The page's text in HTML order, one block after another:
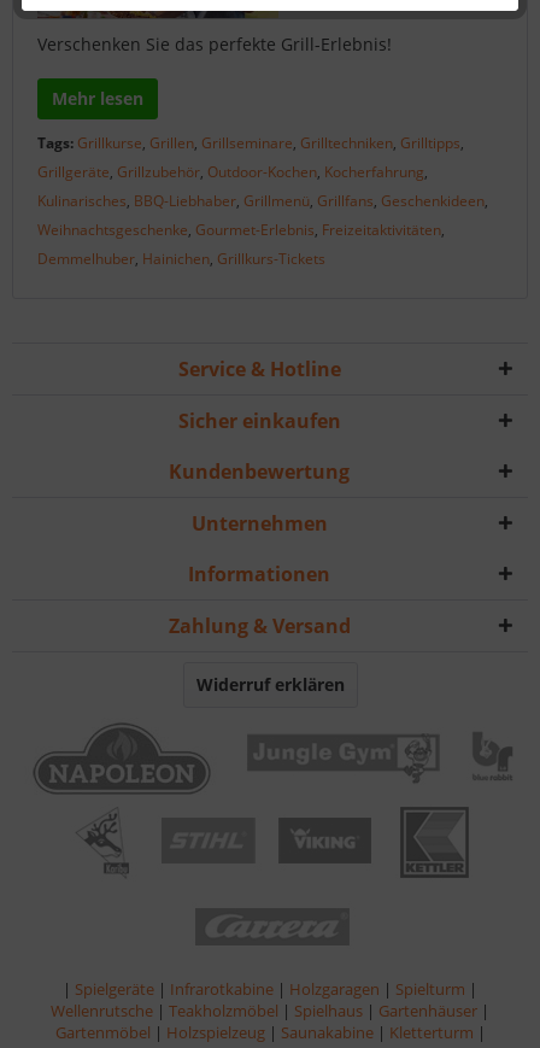
Verschenken Sie das perfekte Grill-Erlebnis!
Mehr lesen
Tags: Grillkurse, Grillen, Grillseminare, Grilltechniken, Grilltipps,
Grillgeräte, Grillzubehör, Outdoor-Kochen, Kocherfahrung,
Kulinarisches, BBQ-Liebhaber, Grillmenü, Grillfans, Geschenkideen,
Weihnachtsgeschenke, Gourmet-Erlebnis, Freizeitaktivitäten,
Demmelhuber, Hainichen, Grillkurs-Tickets
Service & Hotline
Sicher einkaufen
Kundenbewertung
Unternehmen
Informationen
Zahlung & Versand
Widerruf erklären
| Spielgeräte | Infrarotkabine | Holzgaragen | Spielturm |
Wellenrutsche | Teakholzmöbel | Spielhaus | Gartenhäuser |
Gartenmöbel | Holzspielzeug | Saunakabine | Kletterturm |